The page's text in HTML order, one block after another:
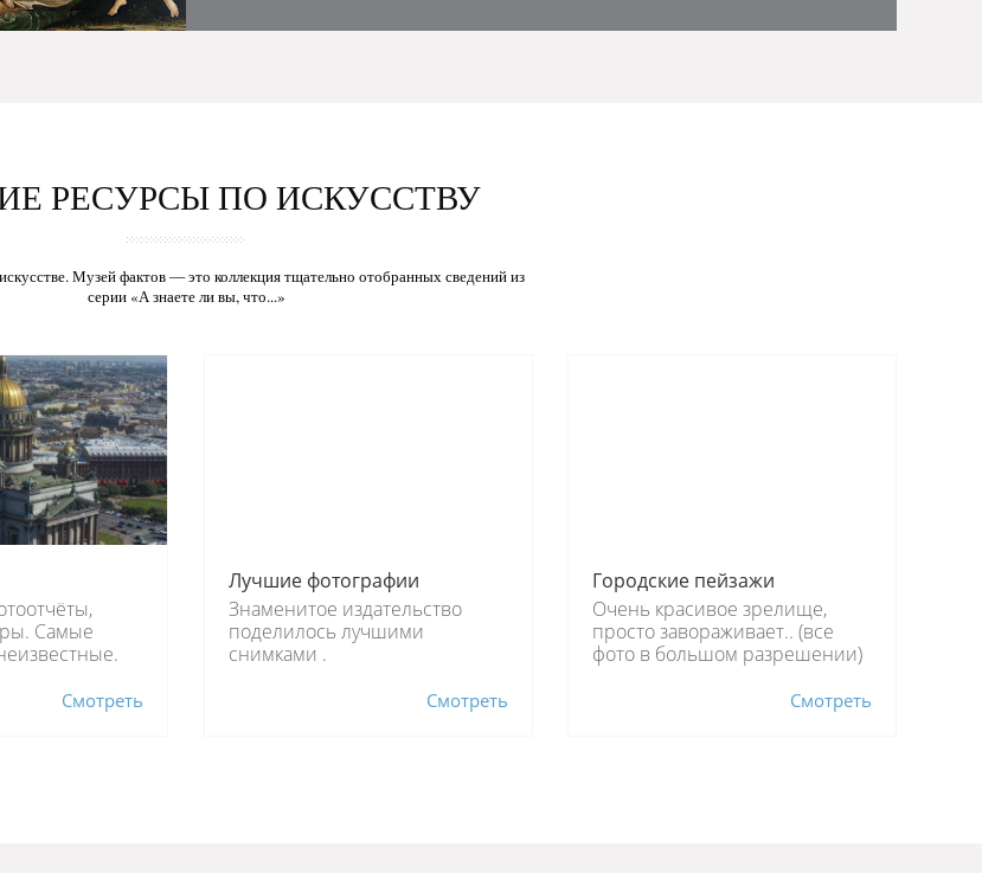
РЕСУРСЫ ПО ИСКУССТВУ
Музей фактов — это коллекция тщательно отобранных сведений из
серии «А знаете ли вы, что...»
Самые
Смотреть
Лучшие фотографии
Знаменитое издательство
поделилось лучшими
снимками .
Смотреть
Городcкие пейзажи
Очень красивое зрелище,
просто завораживает.. (все
фото в большом разрешении)
Смотреть